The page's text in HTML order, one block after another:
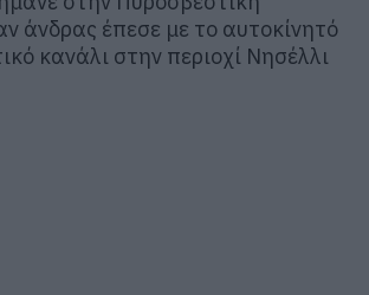
άνδρας έπεσε με το αυτοκίνητό
κανάλι στην περιοχί Νησέλλι